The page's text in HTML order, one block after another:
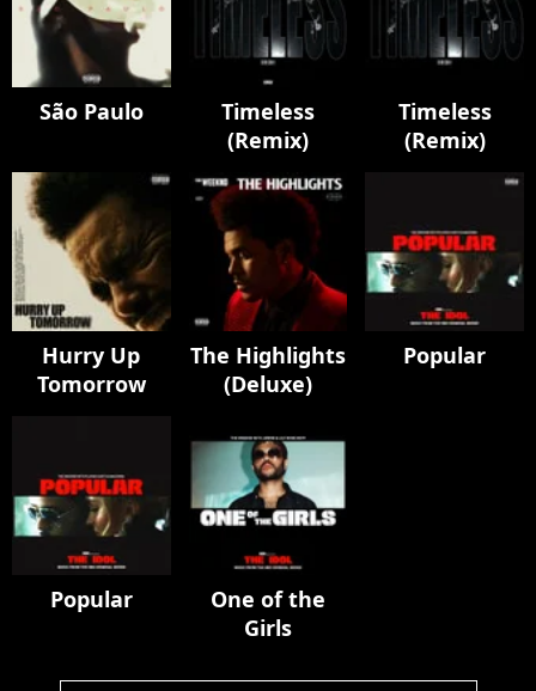
São Paulo
Timeless
(Remix)
Timeless
(Remix)
Hurry Up
Tomorrow
The Highlights
(Deluxe)
Popular
Popular
One of the
Girls